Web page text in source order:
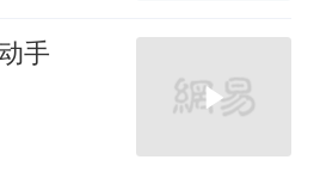
手